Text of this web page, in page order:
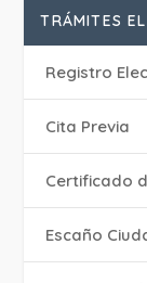
TRÁMITES
Registro
Cita Previa
Certificado
Escaño